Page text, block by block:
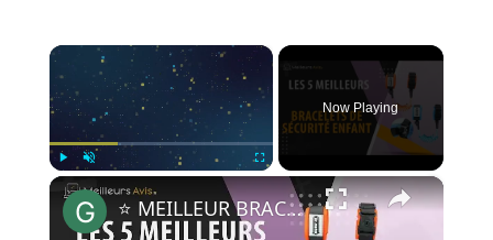
×
Fullscreen
Now Playing
×
⭐️ MEILLEUR BRACELET DE SÉCURITÉ ENFANT - Comparatif 2024